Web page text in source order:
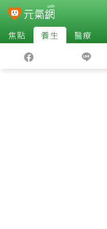
焦點 養生 醫療